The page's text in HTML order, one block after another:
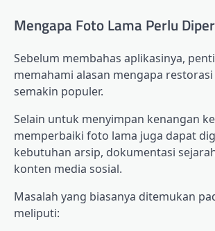
Mengapa Foto Lama Perlu
Sebelum membahas aplikasinya,
memahami alasan mengapa
semakin populer.
Selain untuk menyimpan kenangan
memperbaiki foto lama juga dapat
kebutuhan arsip, dokumentasi
konten media sosial.
Masalah yang biasanya ditemukan
meliputi: